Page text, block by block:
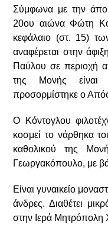
Σύμφωνα με την
20ου αιώνα Φώτη
κεφάλαιο (στ. 15)
αναφέρεται στην
Παύλου σε περιοχή
της Μονής είναι
προσορμίστηκε ο
Ο Κόντογλου
κοσμεί το νάρθηκα
καθολικού της
Γεωργακόπουλο, με
Είναι γυναικείο
άνδρες. Διαθέτει
στην Ιερά